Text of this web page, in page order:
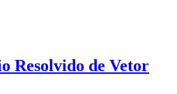
Resolvido de Vetor